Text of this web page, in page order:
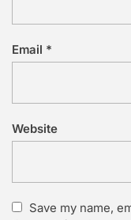
Email *
Website
Save my name,